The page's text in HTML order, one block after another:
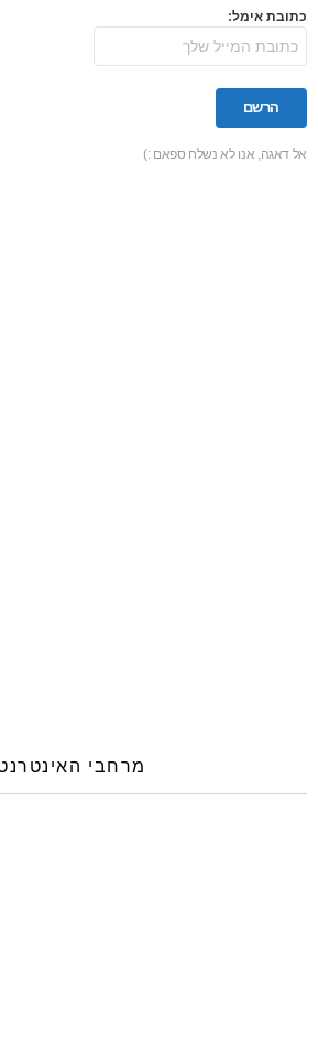
כתובת אימל:
אל דאגה, אנו לא נשלח ספאם :)
מרחבי